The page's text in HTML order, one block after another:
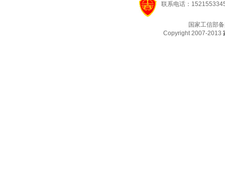
联系电话：
国家工信部
Copyright 2007-2013